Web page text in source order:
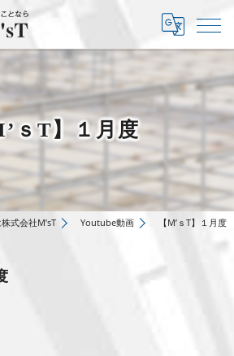
ｓT】１月度
式会社M’sT Youtube動画 【M’ｓT】１月度